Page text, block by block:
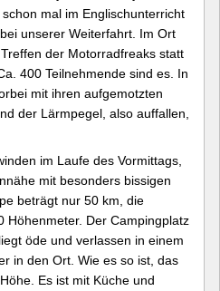
mal im Englischunterricht
unserer Weiterfahrt. Im Ort
der Motorradfreaks statt
400 Teilnehmende sind es. In
mit ihren aufgemotzten
der Lärmpegel, also auffallen,
im Laufe des Vormittags,
mit besonders bissigen
beträgt nur 50 km, die
Höhenmeter. Der Campingplatz
öde und verlassen in einem
in den Ort. Wie es so ist, das
Es ist mit Küche und